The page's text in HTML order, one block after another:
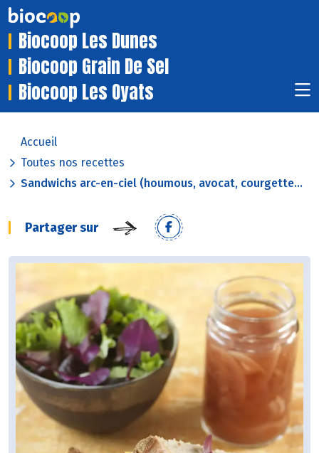
Biocoop Les Dunes
Biocoop Grain De Sel
Biocoop Les Oyats
Accueil
Toutes nos recettes
Sandwichs arc-en-ciel (houmous, avocat, courgette...
Partager sur